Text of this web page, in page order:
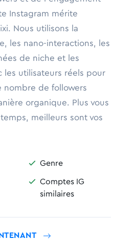
Instagram mérite
Nous utilisons la
les nano-interactions, les
de niche et les
les utilisateurs réels pour
nombre de followers
organique. Plus vous
meilleurs sont vos
 Genre

Comptes IG
similaires